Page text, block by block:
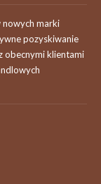
nowych marki
pozyskiwanie
obecnymi klientami